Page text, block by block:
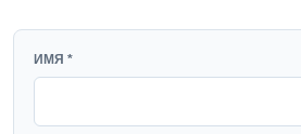
ИМЯ *
WEBSITE